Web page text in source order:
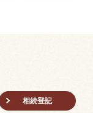
相続登記